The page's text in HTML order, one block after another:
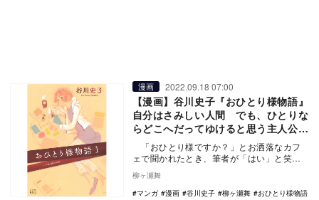
漫画 2022.09.18 07:00
【漫画】谷川史子『おひとり様物語』
自分はさみしい人間 でも、ひとりな
らどこへだってゆけると思う主人公へ
の共鳴
「おひとり様ですか？」とお洒落なカフ
ェで聞かれたとき、筆者が「はい」と笑顔
てか…
柳ヶ瀬舞
マンガ
漫画 谷川史子 柳ヶ瀬舞 おひとり様物語